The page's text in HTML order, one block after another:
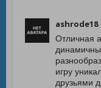
ashrode18
Отличная
игру
друзьями